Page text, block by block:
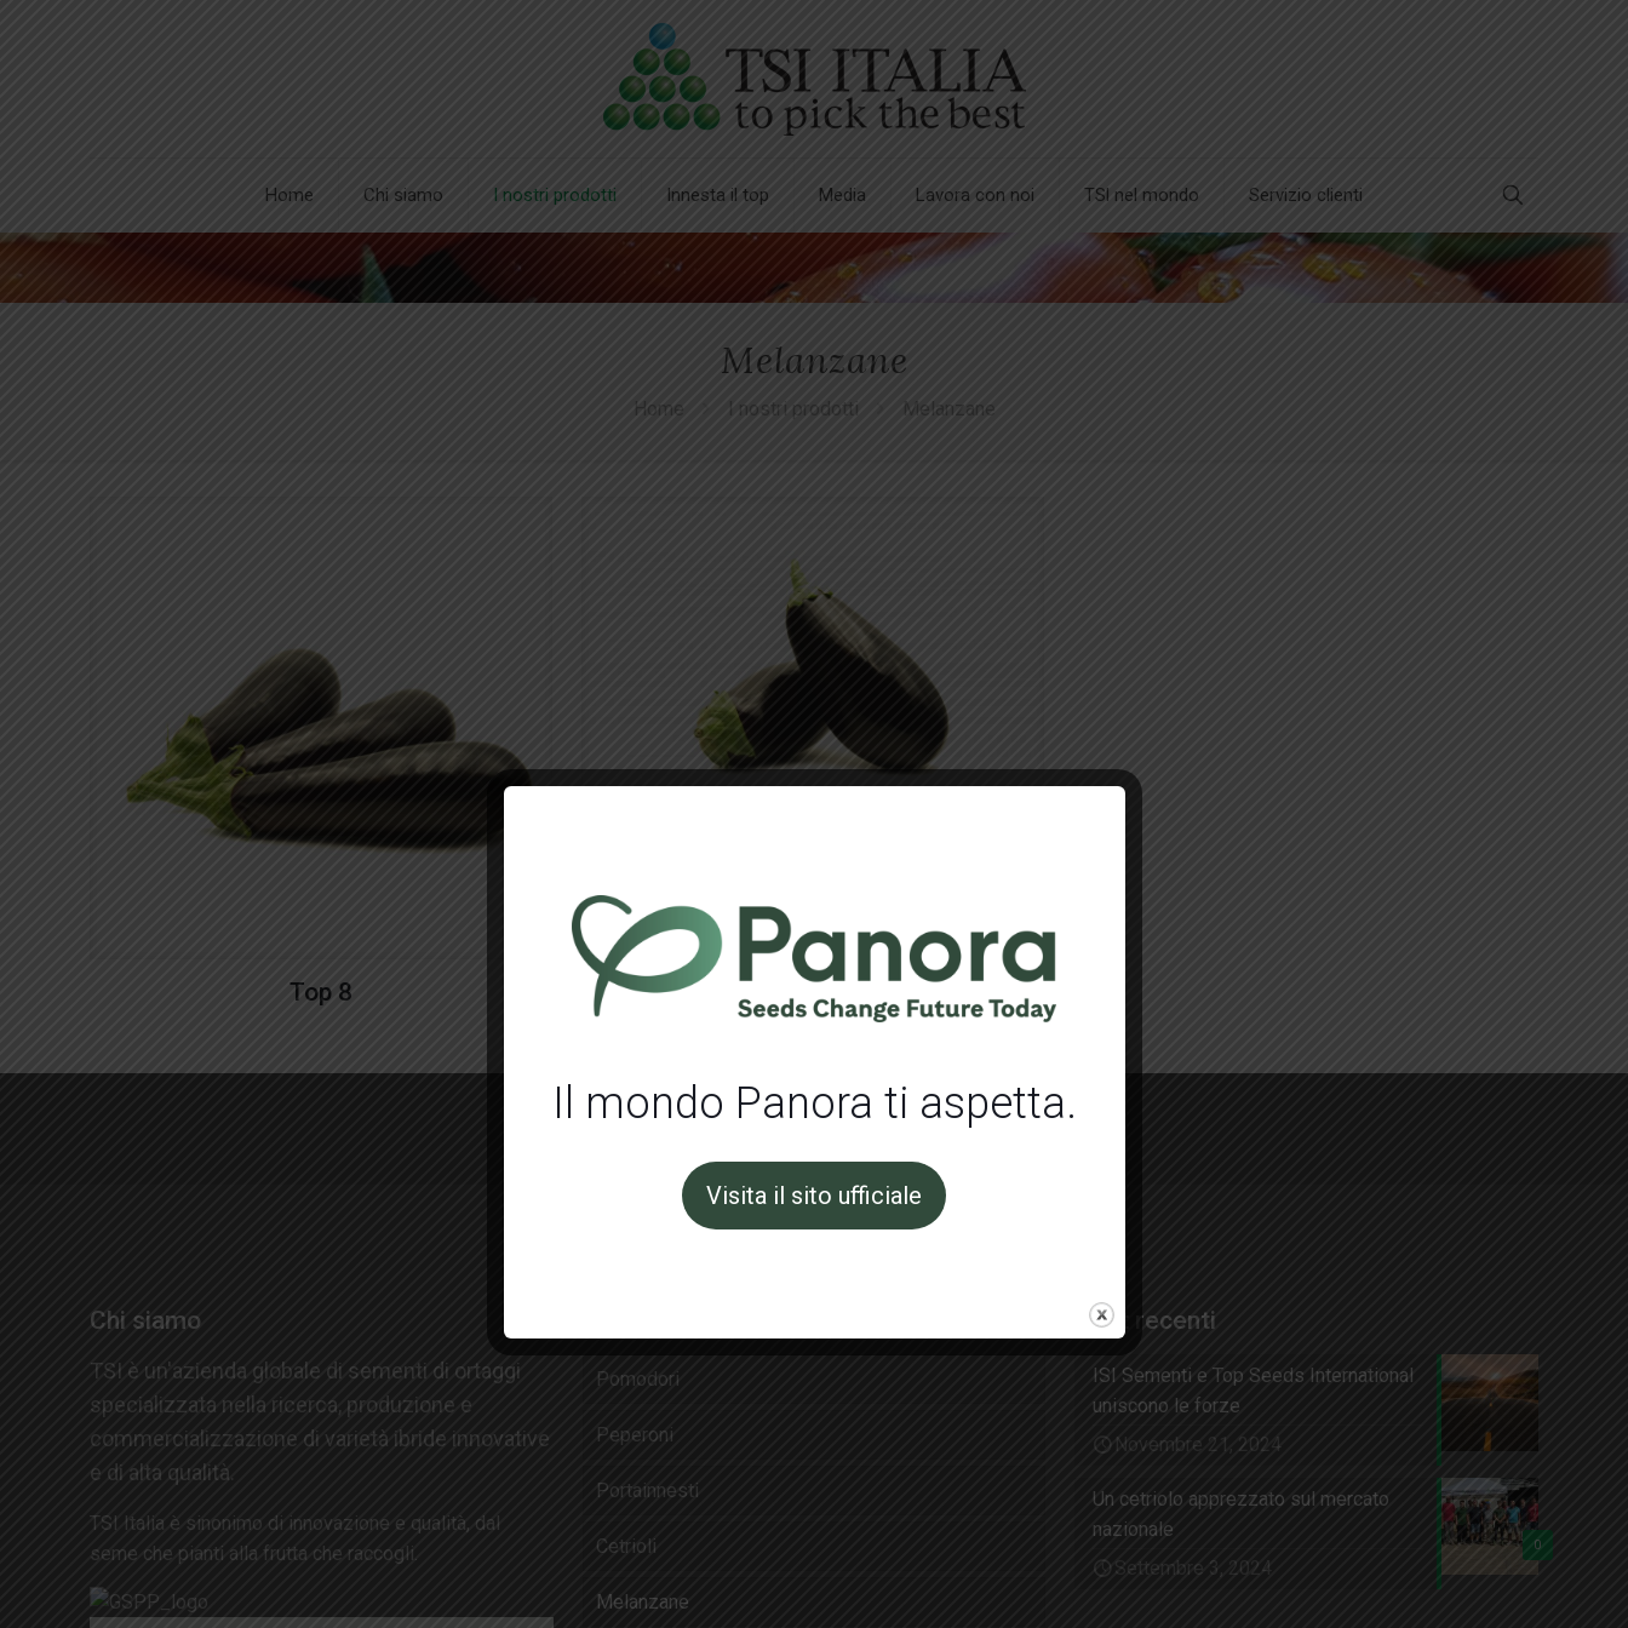
Home Chi siamo I nostri prodotti Innesta il top Media Lavora con noi TSl nel mondo Servizio clienti
Melanzane
Home I nostri prodotti Melanzane
Top 8
non aspettare e
Chi siamo
TSI è un'azienda globale di sementi di ortaggi
specializzata nella ricerca, produzione e
commercializzazione di varietà ibride innovative
e di alta qualità.
TSI Italia è sinonimo di innovazione e qualità, dal
seme che pianti alla frutta che raccogli.
Pomodori
Peperoni
Portainnesti
Cetrioli
Melanzane
Post recenti
ISI Sementi e Top Seeds International
uniscono le forze
Novembre 21, 2024
0
Un cetriolo apprezzato sul mercato
nazionale
Settembre 3, 2024
Il mondo Panora ti aspetta.
Visita il sito ufficiale